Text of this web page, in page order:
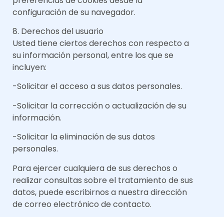
configuración de su navegador.
8. Derechos del usuario
Usted tiene ciertos derechos con respecto a
su información personal, entre los que se
incluyen:
-Solicitar el acceso a sus datos personales.
-Solicitar la corrección o actualización de su
información.
-Solicitar la eliminación de sus datos
personales.
Para ejercer cualquiera de sus derechos o
realizar consultas sobre el tratamiento de sus
datos, puede escribirnos a nuestra dirección
de correo electrónico de contacto.